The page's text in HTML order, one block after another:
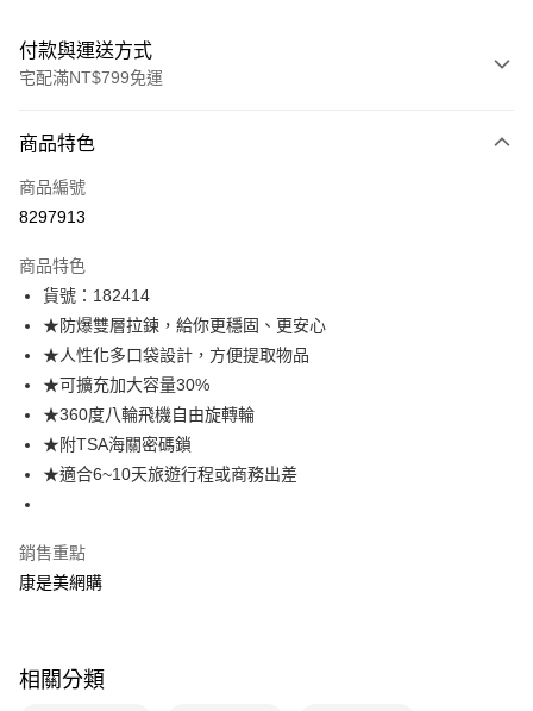
付款與運送方式
宅配滿NT$799免運
icash Pay
信用卡一次付款
LINE Pay
Apple Pay
街口支付
悠遊付
Google Pay
宅配-下單後3-5個工作天配送(不含預購品)，箱購品分箱出貨
每筆NT$100，滿NT$799(含以上)免運費
商品特色
商品編號
8297913
商品特色
貨號：182414
★防爆雙層拉鍊，給你更穩固、更安心
★人性化多口袋設計，方便提取物品
★可擴充加大容量30%
★360度八輪飛機自由旋轉輪
★附TSA海關密碼鎖
★適合6~10天旅遊行程或商務出差
銷售重點
康是美網購
相關分類